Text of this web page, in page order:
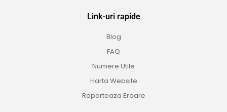
Link-uri rapide
Blog
FAQ
Numere Utile
Harta Website
Raporteaza Eroare